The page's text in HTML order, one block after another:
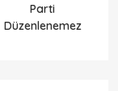
Parti
Düzenlenemez